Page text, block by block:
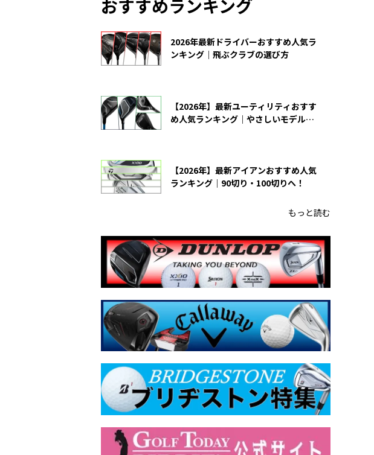
おすすめランキング
2026年最新ドライバーおすすめ人気ラ
ンキング｜飛ぶクラブの選び方
【2026年】最新ユーティリティおすす
め人気ランキング｜やさしいモデルの
【2026年】最新アイアンおすすめ人気
ランキング｜90切り・100切りへ！
もっと読む